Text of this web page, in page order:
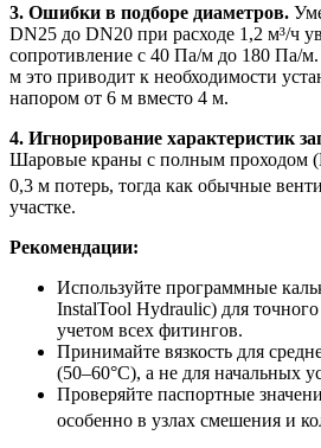
3. Ошибки в подборе диаметров.
DN25 до DN20 при расходе 1,2 м³/ч
сопротивление с 40 Па/м до 180 Па/
м это приводит к необходимости
напором от 6 м вместо 4 м.
4. Игнорирование характеристик
Шаровые краны с полным проходом
0,3 м потерь, тогда как обычные
участке.
Рекомендации:
Используйте программные
InstalTool Hydraulic) для
учетом всех фитингов.
Принимайте вязкость для
(50–60°C), а не для начальных
Проверяйте паспортные
особенно в узлах смешения и